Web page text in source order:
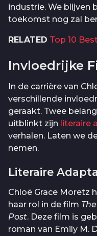
industrie. We blijven
toekomst nog zal
RELATED Top 10
Invloedrijke
In de carrière van
verschillende
geraakt. Twee
uitblinkt zijn literaire
verhalen. Laten we
nemen.
Literaire
Chloë Grace Moretz
haar rol in de film
Post. Deze film is
roman van Emily M.